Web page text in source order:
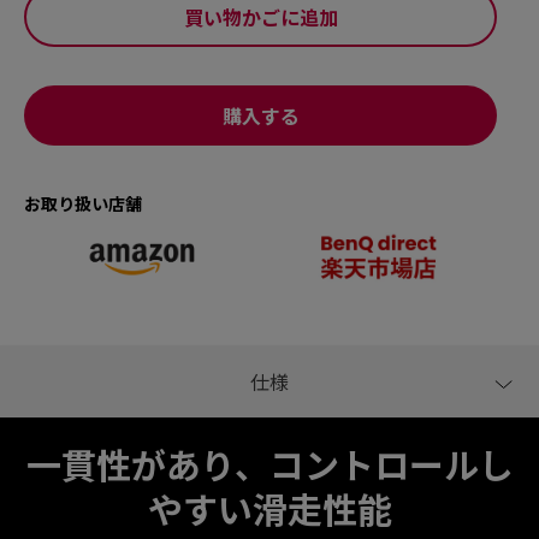
買い物かごに追加
購入する
お取り扱い店舗
一貫性があり、コントロールし
やすい滑走性能